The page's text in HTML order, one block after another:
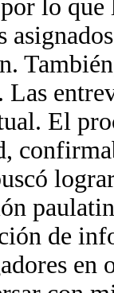
lo que
Las
El
de
en